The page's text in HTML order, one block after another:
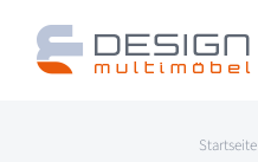
Zum
Inhalt
Startseite